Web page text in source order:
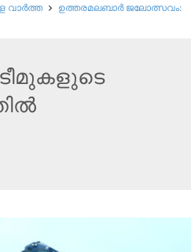
വാര്‍ത്ത
ഉത്തരമലബാര്‍ ജലോത്സവം: